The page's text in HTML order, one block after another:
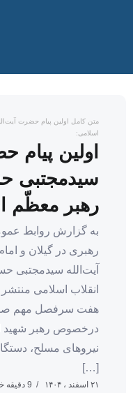
متن کامل اولین پیام حضرت
اسلامی:
اولین پیام
سیدمجتبی
رهبر معظّم
به گزارش روابط
رهبری در گیلان و
آیت‌الله سیدمجتبی
انقلاب اسلامی
هفت سرفصل مهم
درخصوص رهبر شهید
نیروهای مسلح،
[…]
۲۱ اسفند ، ۱۴۰۴ 9 دقیقه خواندن